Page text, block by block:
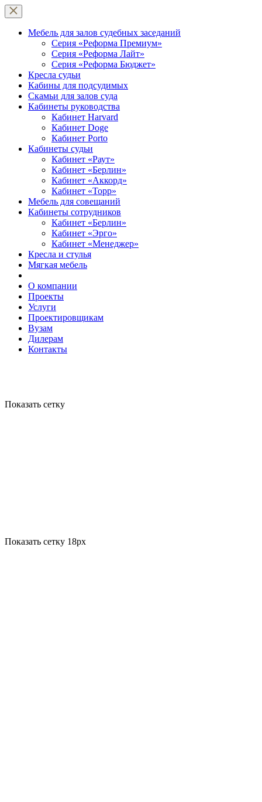
Мебель для залов судебных заседаний
Серия «Реформа Премиум»
Серия «Реформа Лайт»
Серия «Реформа Бюджет»
Кресла судьи
Кабины для подсудимых
Скамьи для залов суда
Кабинеты руководства
Кабинет Harvard
Кабинет Doge
Кабинет Porto
Кабинеты судьи
Кабинет «Раут»
Кабинет «Берлин»
Кабинет «Аккорд»
Кабинет «Торр»
Мебель для совещаний
Кабинеты сотрудников
Кабинет «Берлин»
Кабинет «Эрго»
Кабинет «Менеджер»
Кресла и стулья
Мягкая мебель
О компании
Проекты
Услуги
Проектировщикам
Вузам
Дилерам
Контакты
Показать сетку
Показать сетку 18px